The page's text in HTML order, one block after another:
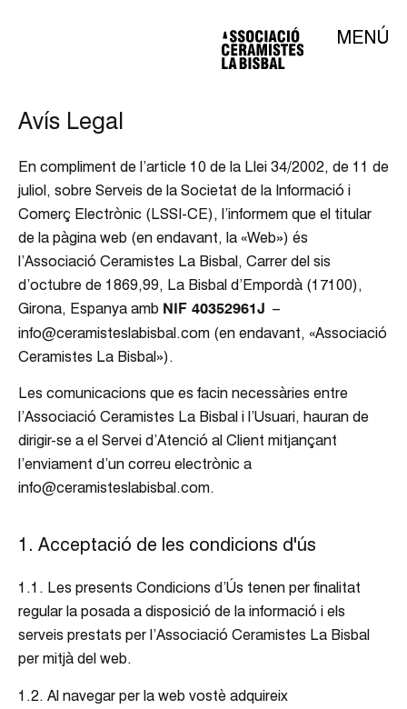
MENÚ
Avís Legal
En compliment de l’article 10 de la Llei 34/2002, de 11 de
juliol, sobre Serveis de la Societat de la Informació i
Comerç Electrònic (LSSI-CE), l’informem que el titular
de la pàgina web (en endavant, la «Web») és
l’Associació Ceramistes La Bisbal, Carrer del sis
d’octubre de 1869,99, La Bisbal d’Empordà (17100),
Girona, Espanya amb NIF 40352961J –
info@ceramisteslabisbal.com (en endavant, «Associació
Ceramistes La Bisbal»).
Les comunicacions que es facin necessàries entre
l’Associació Ceramistes La Bisbal i l’Usuari, hauran de
dirigir-se a el Servei d’Atenció al Client mitjançant
l’enviament d’un correu electrònic a
info@ceramisteslabisbal.com.
1. Acceptació de les condicions d'ús
1.1. Les presents Condicions d’Ús tenen per finalitat
regular la posada a disposició de la informació i els
serveis prestats per l’Associació Ceramistes La Bisbal
per mitjà del web.
1.2. Al navegar per la web vostè adquireix